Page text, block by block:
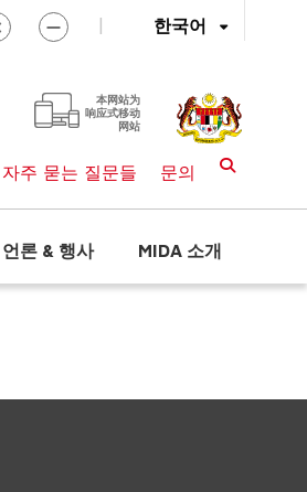
한국어
|
本网站为
响应式移动
网站
자주 묻는 질문들 문의
언론 & 행사 MIDA 소개